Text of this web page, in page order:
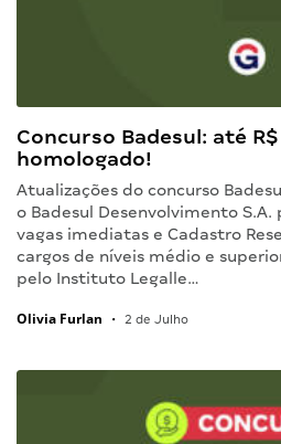
Concurso Badesul: até
homologado!
Atualizações do concurso
o Badesul Desenvolvimento
vagas imediatas e Cadastro
cargos de níveis médio e
pelo Instituto Legalle…
Olivia Furlan • 2 de Julho